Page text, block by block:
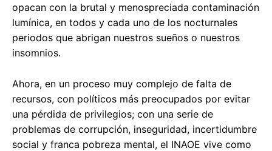
opacan con la brutal y menospreciada contaminación
lumínica, en todos y cada uno de los nocturnales
periodos que abrigan nuestros sueños o nuestros
insomnios.
Ahora, en un proceso muy complejo de falta de
recursos, con políticos más preocupados por evitar
una pérdida de privilegios; con una serie de
problemas de corrupción, inseguridad, incertidumbre
social y franca pobreza mental, el INAOE vive como